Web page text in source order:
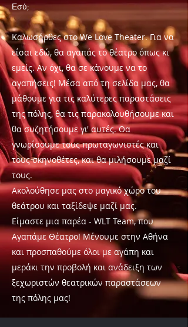
Εσύ;
Καλωσήρθες στο We Love Theater. Για να
είσαι εδώ, θα αγαπάς το θέατρο όπως κι
εμείς. Αν όχι, θα σε κάνουμε να το
αγαπήσεις! Μέσα από τη σελίδα μας, θα
μάθουμε για τις καλύτερες παραστάσεις
της πόλης, θα τις παρακολουθήσουμε και
θα συζητήσουμε γι' αυτές. Θα
γνωρίσουμε τους πρωταγωνιστές και
τους σκηνοθέτες, και θα μιλήσουμε μαζί
τους.
Ακολούθησεμας στο μαγικό χώρο του
θεάτρου και ταξίδεψε μαζί μας.
Είμαστε μια παρέα - WLT Team, που
Αγαπάμε Θέατρο! Μένουμε στην Αθήνα
και προσπαθούμε όλοι με αγάπη και
μεράκι την προβολή και ανάδειξη των
ξεχωριστών θεατρικών παραστάσεων
της πόλης μας!